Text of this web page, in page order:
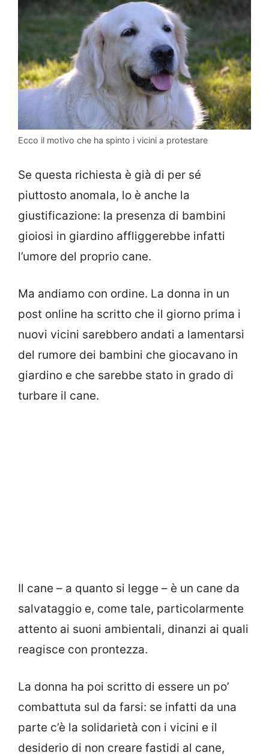
Ecco il motivo che ha spinto i vicini a protestare
Se questa richiesta è già di per sé
piuttosto anomala, lo è anche la
giustificazione: la presenza di bambini
gioiosi in giardino affliggerebbe infatti
l’umore del proprio cane.
Ma andiamo con ordine. La donna in un
post online ha scritto che il giorno prima i
nuovi vicini sarebbero andati a lamentarsi
del rumore dei bambini che giocavano in
giardino e che sarebbe stato in grado di
turbare il cane.
Il cane – a quanto si legge – è un cane da
salvataggio e, come tale, particolarmente
attento ai suoni ambientali, dinanzi ai quali
reagisce con prontezza.
La donna ha poi scritto di essere un po’
combattuta sul da farsi: se infatti da una
parte c’è la solidarietà con i vicini e il
desiderio di non creare fastidi al cane,